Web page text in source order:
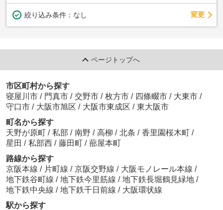
絞り込み条件： なし 変更
ページトップへ
市区町村から探す
寝屋川市 / 門真市 / 交野市 / 枚方市 / 四條畷市 / 大東市 /
守口市 / 大阪市旭区 / 大阪市東成区 / 東大阪市
町名から探す
天野が原町 / 私部 / 南野 / 高柳 / 北条 / 香里園桜木町 /
星田 / 私部西 / 藤田町 / 蔀屋本町
路線から探す
京阪本線 / 片町線 / 京阪交野線 / 大阪モノレール本線 /
地下鉄谷町線 / 地下鉄今里筋線 / 地下鉄長堀鶴見緑地 /
地下鉄中央線 / 地下鉄千日前線 / 大阪環状線
駅から探す